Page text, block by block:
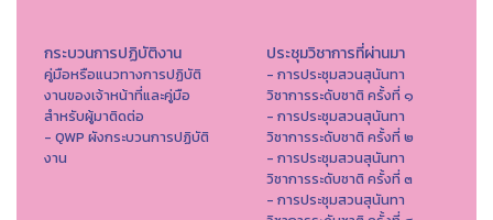
กระบวนการปฏิบัติงาน
คู่มือหรือแนวทางการปฏิบัติ
งานของเจ้าหน้าที่และคู่มือ
สำหรับผู้มาติดต่อ
- QWP ผังกระบวนการปฏิบัติ
งาน
ประชุมวิชาการที่ผ่านมา
- การประชุมสวนสุนันทา
วิชาการระดับชาติ ครั้งที่ ๑
- การประชุมสวนสุนันทา
วิชาการระดับชาติ ครั้งที่ ๒
- การประชุมสวนสุนันทา
วิชาการระดับชาติ ครั้งที่ ๓
- การประชุมสวนสุนันทา